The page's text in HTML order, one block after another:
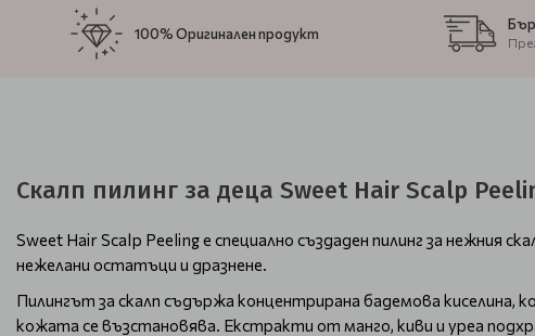
100% Оригинален продукт
Скалп пилинг за деца Sweet Hair Scalp
Sweet Hair Scalp Peeling е специално създаден пилинг за нежния
нежелани остатъци и дразнене.
Пилингът за скалп съдържа концентрирана бадемова киселина,
кожата се възстановява. Екстракти от манго, киви и уреа